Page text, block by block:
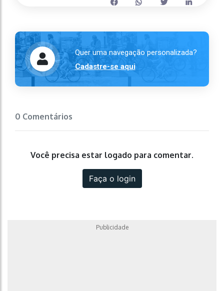
Quer uma navegação personalizada?
Cadastre-se aqui
0 Comentários
Você precisa estar logado para comentar.
Faça o login
Publicidade